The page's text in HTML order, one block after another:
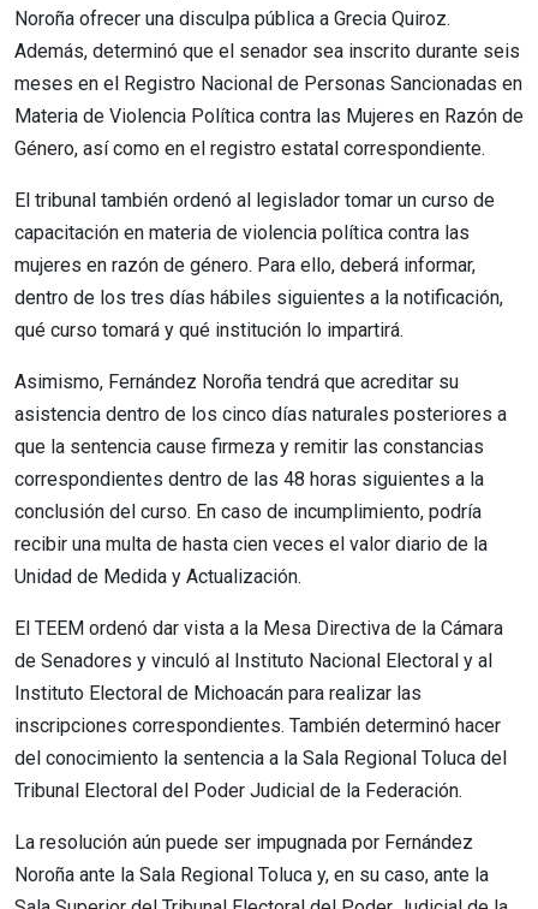
Noroña ofrecer una disculpa pública a Grecia Quiroz.
Además, determinó que el senador sea inscrito durante seis
meses en el Registro Nacional de Personas Sancionadas en
Materia de Violencia Política contra las Mujeres en Razón de
Género, así como en el registro estatal correspondiente.
El tribunal también ordenó al legislador tomar un curso de
capacitación en materia de violencia política contra las
mujeres en razón de género. Para ello, deberá informar,
dentro de los tres días hábiles siguientes a la notificación,
qué curso tomará y qué institución lo impartirá.
Asimismo, Fernández Noroña tendrá que acreditar su
asistencia dentro de los cinco días naturales posteriores a
que la sentencia cause firmeza y remitir las constancias
correspondientes dentro de las 48 horas siguientes a la
conclusión del curso. En caso de incumplimiento, podría
recibir una multa de hasta cien veces el valor diario de la
Unidad de Medida y Actualización.
El TEEM ordenó dar vista a la Mesa Directiva de la Cámara
de Senadores y vinculó al Instituto Nacional Electoral y al
Instituto Electoral de Michoacán para realizar las
inscripciones correspondientes. También determinó hacer
del conocimiento la sentencia a la Sala Regional Toluca del
Tribunal Electoral del Poder Judicial de la Federación.
La resolución aún puede ser impugnada por Fernández
Noroña ante la Sala Regional Toluca y, en su caso, ante la